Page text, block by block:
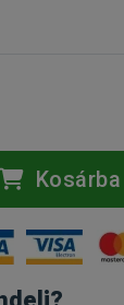
Kosárba